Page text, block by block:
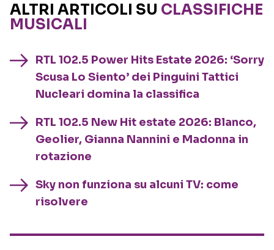
ALTRI ARTICOLI SU CLASSIFICHE
MUSICALI
RTL 102.5 Power Hits Estate 2026: ‘Sorry
Scusa Lo Siento’ dei Pinguini Tattici
Nucleari domina la classifica
RTL 102.5 New Hit estate 2026: Blanco,
Geolier, Gianna Nannini e Madonna in
rotazione
Sky non funziona su alcuni TV: come
risolvere